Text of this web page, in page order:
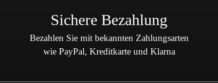
Sichere Bezahlung
Bezahlen Sie mit bekannten Zahlungsarten
wie PayPal, Kreditkarte und Klarna